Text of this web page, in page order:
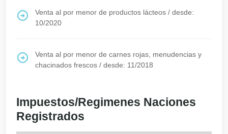
Venta al por menor de productos lácteos / desde:
10/2020
Venta al por menor de carnes rojas, menudencias y
chacinados frescos / desde: 11/2018
Impuestos/Regimenes Naciones
Registrados